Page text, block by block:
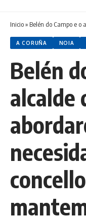
Inicio» Belén do Campo e o alcalde de
A CORUÑA NOIA
Belén
alcalde